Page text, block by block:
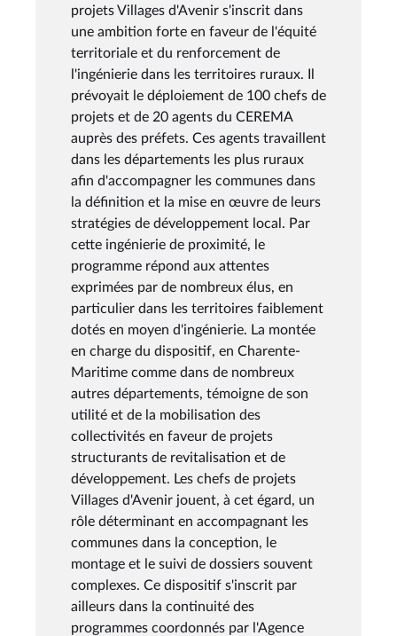
projets Villages d'Avenir s'inscrit dans
une ambition forte en faveur de l'équité
territoriale et du renforcement de
l'ingénierie dans les territoires ruraux. Il
prévoyait le déploiement de 100 chefs de
projets et de 20 agents du CEREMA
auprès des préfets. Ces agents travaillent
dans les départements les plus ruraux
afin d'accompagner les communes dans
la définition et la mise en œuvre de leurs
stratégies de développement local. Par
cette ingénierie de proximité, le
programme répond aux attentes
exprimées par de nombreux élus, en
particulier dans les territoires faiblement
dotés en moyen d'ingénierie. La montée
en charge du dispositif, en Charente-
Maritime comme dans de nombreux
autres départements, témoigne de son
utilité et de la mobilisation des
collectivités en faveur de projets
structurants de revitalisation et de
développement. Les chefs de projets
Villages d'Avenir jouent, à cet égard, un
rôle déterminant en accompagnant les
communes dans la conception, le
montage et le suivi de dossiers souvent
complexes. Ce dispositif s'inscrit par
ailleurs dans la continuité des
programmes coordonnés par l'Agence